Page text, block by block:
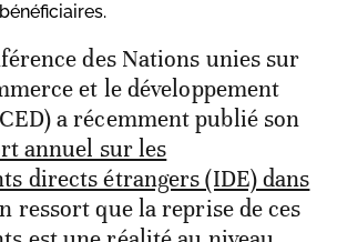
des Nations unies sur
et le développement
a récemment publié son
annuel sur les
directs étrangers (IDE) dans
ressort que la reprise de ces